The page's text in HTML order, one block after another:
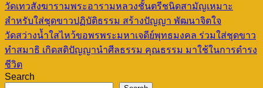
วัดเทวสังฆารามพระอารามหลวงชั้นตรีชนิดสามัญเหมาะ
สำหรับใส่ชุดขาวปฏิบัติธรรม สร้างปัญญา พัฒนาจิตใจ
วัดสว่างน้ำใสไหว้ขอพรพระมหาเจดีย์พุทธมงคล ร่วมใส่ชุดขาว
ทำสมาธิ เกิดสติปัญญานำศีลธรรม คุณธรรม มาใช้ในการดำรง
ชีวิต
Search